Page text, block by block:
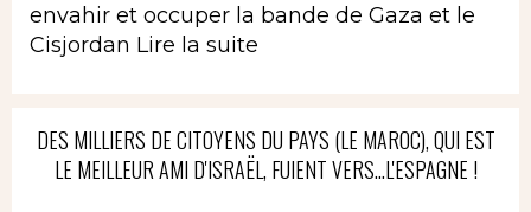
envahir et occuper la bande de Gaza et le
Cisjordan Lire la suite
DES MILLIERS DE CITOYENS DU PAYS (LE MAROC), QUI EST
LE MEILLEUR AMI D'ISRAËL, FUIENT VERS...L'ESPAGNE !